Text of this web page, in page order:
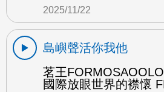
2025/11/22
島嶼聲活你我他
茗王
國際放眼世界的襟懷